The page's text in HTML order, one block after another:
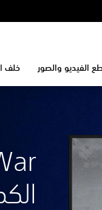
الفيديو والصور خلف